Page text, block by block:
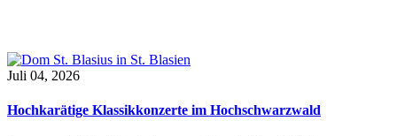
Juli 04, 2026
Hochkarätige Klassikkonzerte im Hochschwarzwald